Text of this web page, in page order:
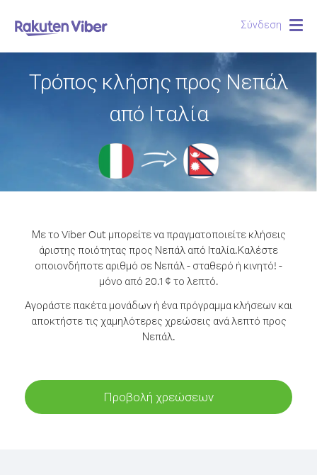
Σύνδεση
Τρόπος κλήσης προς Νεπάλ
από Ιταλία
Με το Viber Out μπορείτε να πραγματοποιείτε κλήσεις
άριστης ποιότητας προς Νεπάλ από Ιταλία.Καλέστε
οποιονδήποτε αριθμό σε Νεπάλ - σταθερό ή κινητό! -
μόνο από 20.1 ¢ το λεπτό.
Αγοράστε πακέτα μονάδων ή ένα πρόγραμμα κλήσεων και
αποκτήστε τις χαμηλότερες χρεώσεις ανά λεπτό προς
Νεπάλ.
Προβολή χρεώσεων